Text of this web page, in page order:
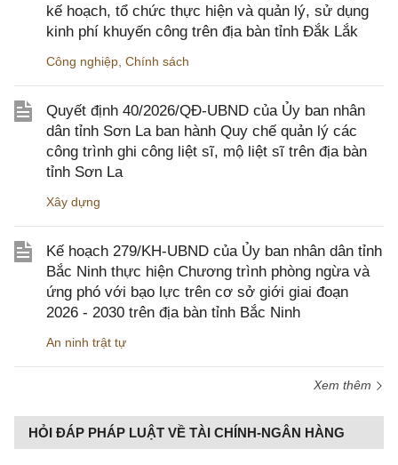
kế hoạch, tổ chức thực hiện và quản lý, sử dụng
kinh phí khuyến công trên địa bàn tỉnh Đắk Lắk
Công nghiệp Chính sách
Quyết định 40/2026/QĐ-UBND của Ủy ban nhân
dân tỉnh Sơn La ban hành Quy chế quản lý các
công trình ghi công liệt sĩ, mộ liệt sĩ trên địa bàn
tỉnh Sơn La
Xây dựng
Kế hoạch 279/KH-UBND của Ủy ban nhân dân tỉnh
Bắc Ninh thực hiện Chương trình phòng ngừa và
ứng phó với bạo lực trên cơ sở giới giai đoạn
2026 - 2030 trên địa bàn tỉnh Bắc Ninh
An ninh trật tự
Xem thêm
HỎI ĐÁP PHÁP LUẬT VỀ TÀI CHÍNH-NGÂN HÀNG